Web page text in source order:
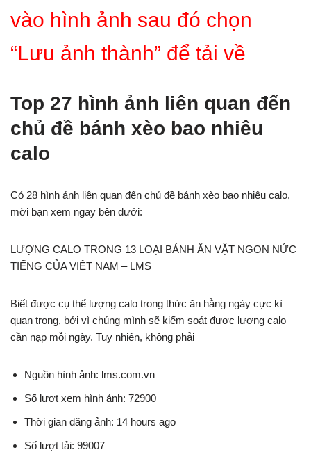
vào hình ảnh sau đó chọn
“Lưu ảnh thành” để tải về
Top 27 hình ảnh liên quan đến
chủ đề bánh xèo bao nhiêu
calo
Có 28 hình ảnh liên quan đến chủ đề bánh xèo bao nhiêu calo,
mời bạn xem ngay bên dưới:
LƯỢNG CALO TRONG 13 LOẠI BÁNH ĂN VẶT NGON NỨC
TIẾNG CỦA VIỆT NAM – LMS
Biết được cụ thể lượng calo trong thức ăn hằng ngày cực kì
quan trọng, bởi vì chúng mình sẽ kiểm soát được lượng calo
cần nạp mỗi ngày. Tuy nhiên, không phải
Nguồn hình ảnh: lms.com.vn
Số lượt xem hình ảnh: 72900
Thời gian đăng ảnh: 14 hours ago
Số lượt tải: 99007